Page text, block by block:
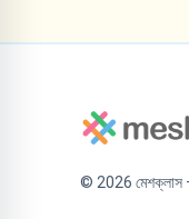
© 2026 মেশক্লাস